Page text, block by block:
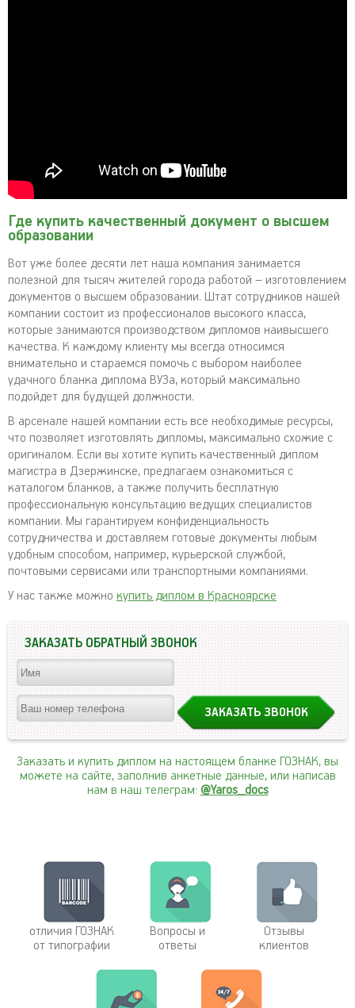
Где купить качественный документ о высшем
образовании
Вот уже более десяти лет наша компания занимается
полезной для тысяч жителей города работой – изготовлением
документов о высшем образовании. Штат сотрудников нашей
компании состоит из профессионалов высокого класса,
которые занимаются производством дипломов наивысшего
качества. К каждому клиенту мы всегда относимся
внимательно и стараемся помочь с выбором наиболее
удачного бланка диплома ВУЗа, который максимально
подойдет для будущей должности.
В арсенале нашей компании есть все необходимые ресурсы,
что позволяет изготовлять дипломы, максимально схожие с
оригиналом. Если вы хотите купить качественный диплом
магистра в Дзержинске, предлагаем ознакомиться с
каталогом бланков, а также получить бесплатную
профессиональную консультацию ведущих специалистов
компании. Мы гарантируем конфиденциальность
сотрудничества и доставляем готовые документы любым
удобным способом, например, курьерской службой,
почтовыми сервисами или транспортными компаниями.
У нас также можно купить диплом в Красноярске
ЗАКАЗАТЬ ОБРАТНЫЙ ЗВОНОК
Заказать и купить диплом на настоящем бланке ГОЗНАК, вы
можете на сайте, заполнив анкетные данные, или написав
нам в наш телеграм: @Yaros_docs
отличия ГОЗНАК
от типографии
Вопросы и
ответы
Отзывы
клиентов